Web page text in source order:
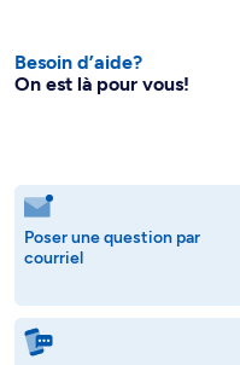
Besoin d’aide?
On est là pour vous!
Poser une question par
courriel